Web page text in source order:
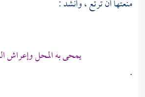
منعتها أن ترتع ، وأنشد :
يمحى به المحل وإعراش
.